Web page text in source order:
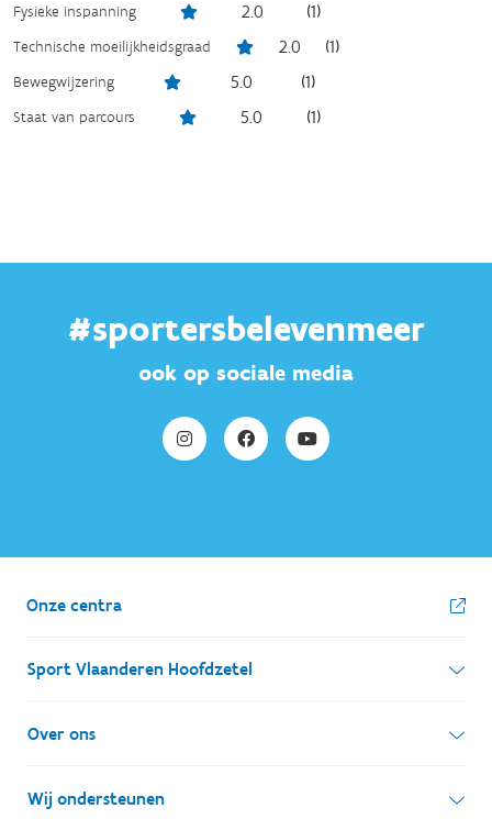
Fysieke inspanning 2.0 (1)
Technische moeilijkheidsgraad 2.0 (1)
Bewegwijzering 5.0 (1)
Staat van parcours 5.0 (1)
#sportersbelevenmeer
ook op sociale media
Onze centra
Sport Vlaanderen Hoofdzetel
Simon Bolivarlaan 17
1000 Brussel
Ondernemingsnummer: BE 0248.142.826
Over ons
Wie zijn we, wat doen we
Wij ondersteunen